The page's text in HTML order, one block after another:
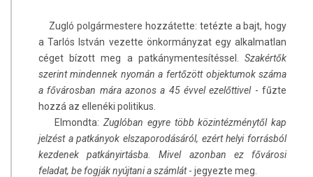
Zugló polgármestere hozzátette: tetézte a bajt, hogy
a Tarlós István vezette önkormányzat egy alkalmatlan
céget bízott meg a patkánymentesítéssel.Szakértők
szerint mindennek nyomán a fertőzött objektumok száma
a fővárosban mára azonos a 45 évvel ezelőttivel- fűzte
hozzá az ellenéki politikus.
Elmondta: Zuglóban egyre több közintézménytől kap
jelzést a patkányok elszaporodásáról, ezért helyi forrásból
kezdenek patkányirtásba. Mivel azonban ez fővárosi
feladat, be fogják nyújtani a számlát- jegyezte meg.